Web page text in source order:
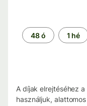
Időszak
48 ó 1 hé
A díjak elrejtéséhez
használjuk,